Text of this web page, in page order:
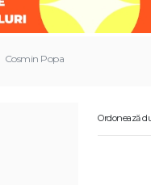
Cosmin Popa
Ordonează